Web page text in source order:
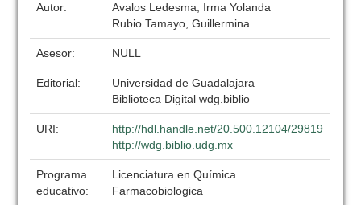
Autor:
Avalos Ledesma, Irma Yolanda
Rubio Tamayo, Guillermina
Asesor: NULL
Editorial:
Universidad de Guadalajara
Biblioteca Digital wdg.biblio
URI:
http://hdl.handle.net/20.500.12104/29819
http://wdg.biblio.udg.mx
Programa
educativo:
Licenciatura en Química
Farmacobiologica